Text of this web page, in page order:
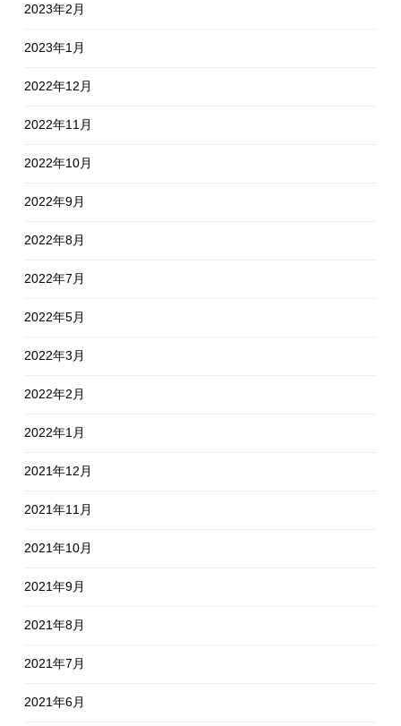
2023年2月
2023年1月
2022年12月
2022年11月
2022年10月
2022年9月
2022年8月
2022年7月
2022年5月
2022年3月
2022年2月
2022年1月
2021年12月
2021年11月
2021年10月
2021年9月
2021年8月
2021年7月
2021年6月